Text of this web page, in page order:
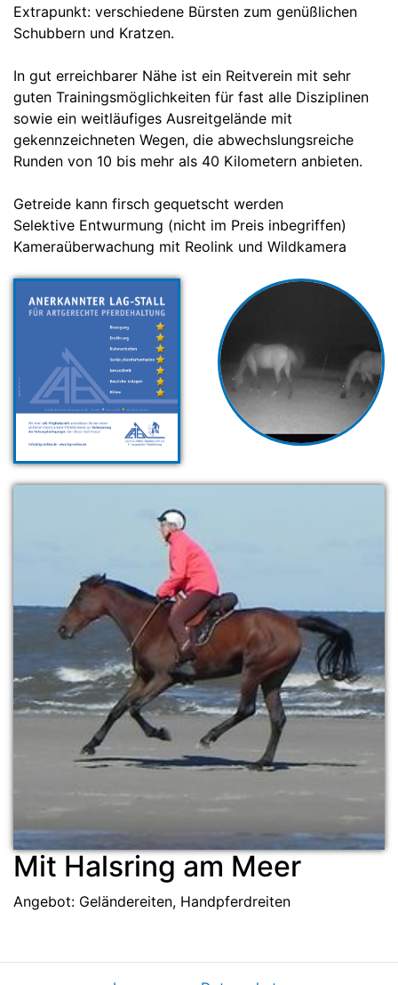
Extrapunkt: verschiedene Bürsten zum genüßlichen
Schubbern und Kratzen.
In gut erreichbarer Nähe ist ein Reitverein mit sehr
guten Trainingsmöglichkeiten für fast alle Disziplinen
sowie ein weitläufiges Ausreitgelände mit
gekennzeichneten Wegen, die abwechslungsreiche
Runden von 10 bis mehr als 40 Kilometern anbieten.
Getreide kann firsch gequetscht werden
Selektive Entwurmung (nicht im Preis inbegriffen)
Kameraüberwachung mit Reolink und Wildkamera
Mit Halsring am Meer
Angebot: Geländereiten, Handpferdreiten